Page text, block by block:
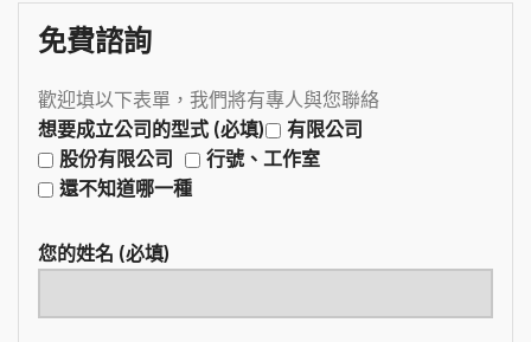
免費諮詢
歡迎填以下表單，我們將有專人與您聯絡
想要成立公司的型式 (必填)
有限公司
股份有限公司
行號、工作室
還不知道哪一種
您的姓名 (必填)